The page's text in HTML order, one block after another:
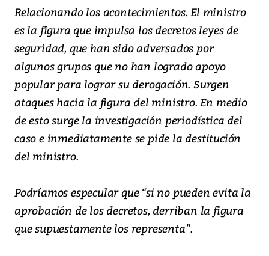
Relacionando los acontecimientos. El ministro
es la figura que impulsa los decretos leyes de
seguridad, que han sido adversados por
algunos grupos que no han logrado apoyo
popular para lograr su derogación. Surgen
ataques hacia la figura del ministro. En medio
de esto surge la investigación periodística del
caso e inmediatamente se pide la destitución
del ministro.
Podríamos especular que “si no pueden evita la
aprobación de los decretos, derriban la figura
que supuestamente los representa”.